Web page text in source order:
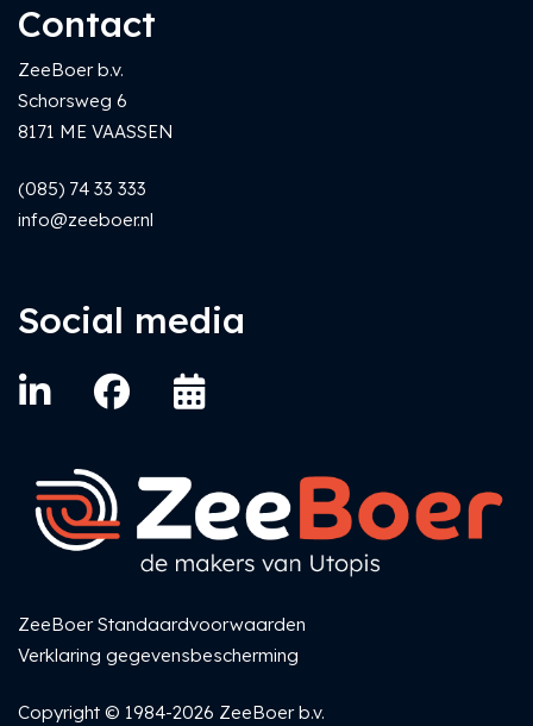
Contact
ZeeBoer b.v.
Schorsweg 6
8171 ME VAASSEN
(085) 74 33 333
info@zeeboer.nl
Social media
ZeeBoer Standaardvoorwaarden
Verklaring gegevensbescherming
Copyright © 1984-2026 ZeeBoer b.v.